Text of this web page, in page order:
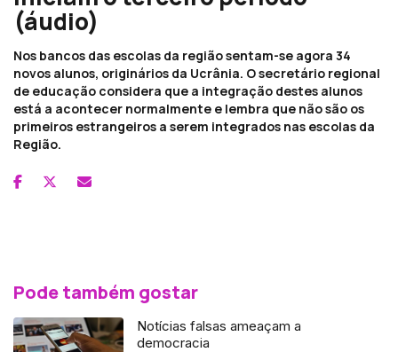
(áudio)
Nos bancos das escolas da região sentam-se agora 34
novos alunos, originários da Ucrânia. O secretário regional
de educação considera que a integração destes alunos
está a acontecer normalmente e lembra que não são os
primeiros estrangeiros a serem integrados nas escolas da
Região.
Pode também gostar
Notícias falsas ameaçam a
democracia